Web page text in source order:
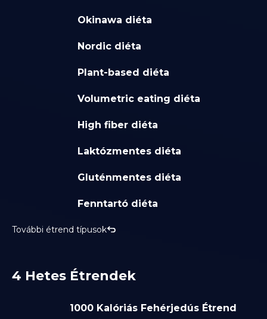
Okinawa diéta
Nordic diéta
Plant-based diéta
Volumetric eating diéta
High fiber diéta
Laktózmentes diéta
Gluténmentes diéta
Fenntartó diéta
További étrend típusok
4 Hetes Étrendek
1000 Kalóriás Fehérjedús Étrend